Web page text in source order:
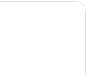
cho gia đình, nhiều